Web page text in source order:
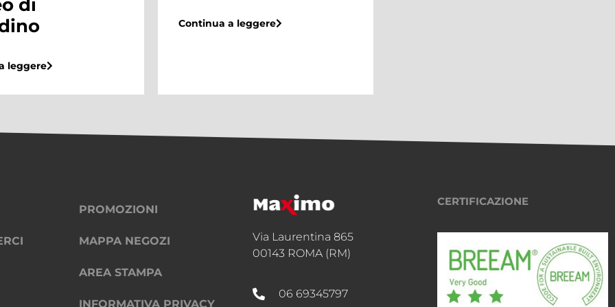
PROMOZIONI
MAPPA NEGOZI
AREA STAMPA
INFORMATIVA PRIVACY
Via Laurentina 865
00143 ROMA (RM)
06 69345797
CERTIFICAZIONE